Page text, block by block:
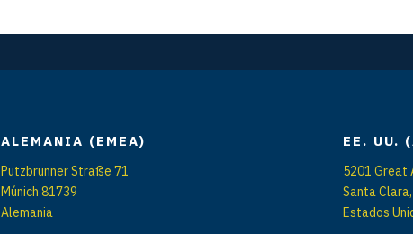
ALEMANIA (EMEA)
Putzbrunner Straße 71
Múnich 81739
Alemania
EE. UU.
5201 Great
Santa
Estados